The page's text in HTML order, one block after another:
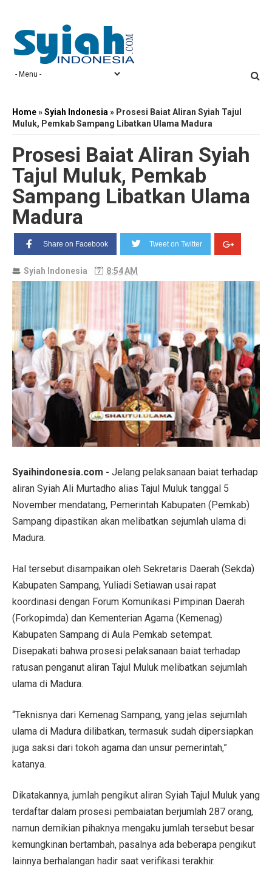
Home»Syiah Indonesia » Prosesi Baiat Aliran Syiah Tajul
Muluk, Pemkab Sampang Libatkan Ulama Madura
Prosesi Baiat Aliran Syiah
Tajul Muluk, Pemkab
Sampang Libatkan Ulama
Madura
Share on Facebook Tweet on Twitter
Syiah Indonesia 8:54 AM
Syaihindonesia.com - Jelang pelaksanaan baiat terhadap
aliran Syiah Ali Murtadho alias Tajul Muluk tanggal 5
November mendatang, Pemerintah Kabupaten (Pemkab)
Sampang dipastikan akan melibatkan sejumlah ulama di
Madura.
Hal tersebut disampaikan oleh Sekretaris Daerah (Sekda)
Kabupaten Sampang, Yuliadi Setiawan usai rapat
koordinasi dengan Forum Komunikasi Pimpinan Daerah
(Forkopimda) dan Kementerian Agama (Kemenag)
Kabupaten Sampang di Aula Pemkab setempat.
Disepakati bahwa prosesi pelaksanaan baiat terhadap
ratusan penganut aliran Tajul Muluk melibatkan sejumlah
ulama di Madura.
“Teknisnya dari Kemenag Sampang, yang jelas sejumlah
ulama di Madura dilibatkan, termasuk sudah dipersiapkan
juga saksi dari tokoh agama dan unsur pemerintah,”
katanya.
Dikatakannya, jumlah pengikut aliran Syiah Tajul Muluk yang
terdaftar dalam prosesi pembaiatan berjumlah 287 orang,
namun demikian pihaknya mengaku jumlah tersebut besar
kemungkinan bertambah, pasalnya ada beberapa pengikut
lainnya berhalangan hadir saat verifikasi terakhir.